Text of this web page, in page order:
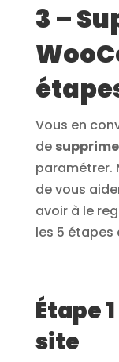
3 –
Vous en
de
paramétrer.
de vous
avoir à le
les 5 étapes
Étape
site